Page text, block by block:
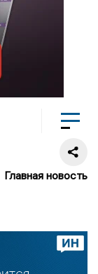
Главная новость